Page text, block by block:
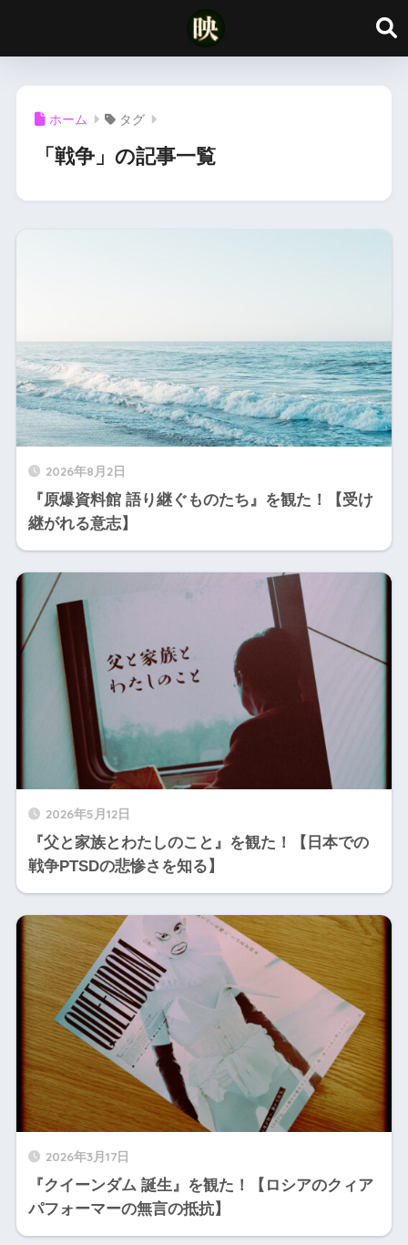
ホーム タグ
「戦争」の記事一覧
2026年8月2日
『原爆資料館 語り継ぐものたち』を観た！【受け
継がれる意志】
2026年5月12日
『父と家族とわたしのこと』を観た！【日本での
戦争PTSDの悲惨さを知る】
2026年3月17日
『クイーンダム 誕生』を観た！【ロシアのクィア
パフォーマーの無言の抵抗】